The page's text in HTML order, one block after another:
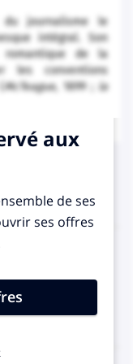
du journalisme le
intégral. Son
de la
les conventions
McTeague, 1899 ; la